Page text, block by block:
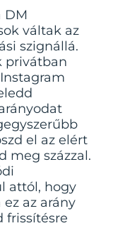
DM
váltak az
szignállá.
privátban
el az elért
meg százzal.
attól, hogy
az arány
frissítésre